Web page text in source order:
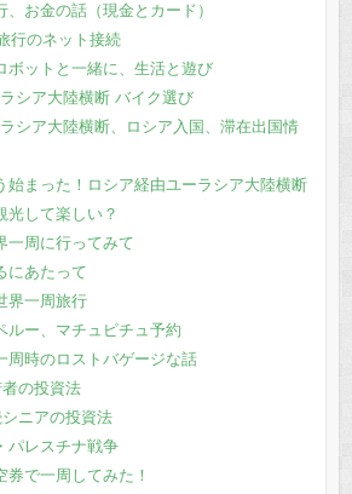
、お金の話（現金とカード）
行のネット接続
ボットと一緒に、生活と遊び
シア大陸横断 バイク選び
シア大陸横断、ロシア入国、滞在出国情
始まった！ロシア経由ユーラシア大陸横断
光して楽しい？
一周に行ってみて
にあたって
界一周旅行
ルー、マチュピチュ予約
周時のロストバゲージな話
の投資法
ニアの投資法
パレスチナ戦争
券で一周してみた！